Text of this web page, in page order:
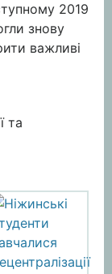
2019
знову
важливі
та